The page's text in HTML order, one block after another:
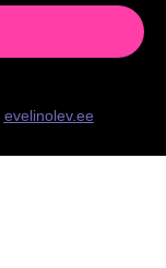
evelinolev.ee